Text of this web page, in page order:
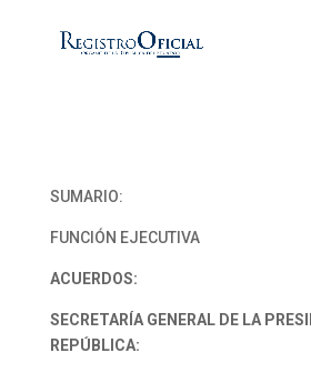
SUMARIO:
FUNCIÓN EJECUTIVA
ACUERDOS:
SECRETARÍA GENERAL DE LA
REPÚBLICA: